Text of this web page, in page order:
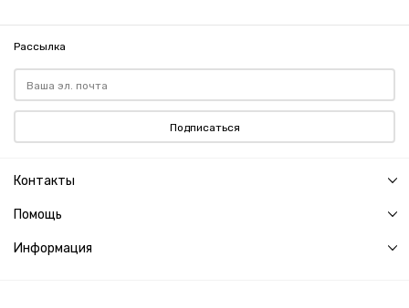
Рассылка
Подписаться
Контакты
Помощь
Информация